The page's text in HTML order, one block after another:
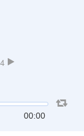
00:00